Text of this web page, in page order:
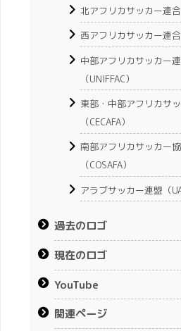
北アフリカサッカー連合
西アフリカサッカー連合
中部アフリカサッカー
（UNIFFAC）
東部・中部アフリカサ
（CECAFA）
南部アフリカサッカー
（COSAFA）
アラブサッカー連盟（
過去のロゴ
現在のロゴ
YouTube
関連ページ